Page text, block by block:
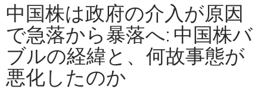
中国株は政府の介入が原因
で急落から暴落へ: 中国株バ
ブルの経緯と、何故事態が
悪化したのか